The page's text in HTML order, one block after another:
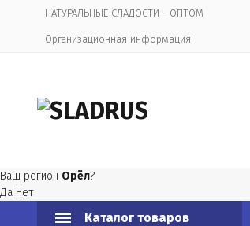
НАТУРАЛЬНЫЕ СЛАДОСТИ - ОПТОМ
Организационная информация
Ваш регион Орёл?
Да Нет
Каталог товаров